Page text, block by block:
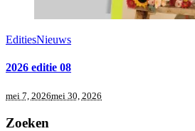
EditiesNieuws
2026 editie 08
mei 7, 2026mei 30, 2026
Zoeken